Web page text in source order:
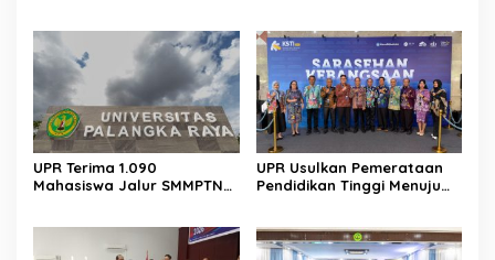
UPR Terima 1.090
Mahasiswa Jalur SMMPTN
UPR Usulkan Pemerataan
Pendidikan Tinggi Menuju